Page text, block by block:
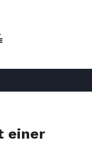
einer